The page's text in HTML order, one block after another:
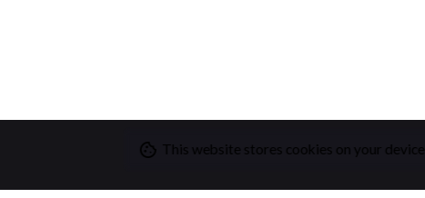
This website stores cookies on your device.